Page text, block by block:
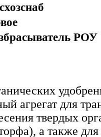
РОУ
агрегат для
твердых
а также